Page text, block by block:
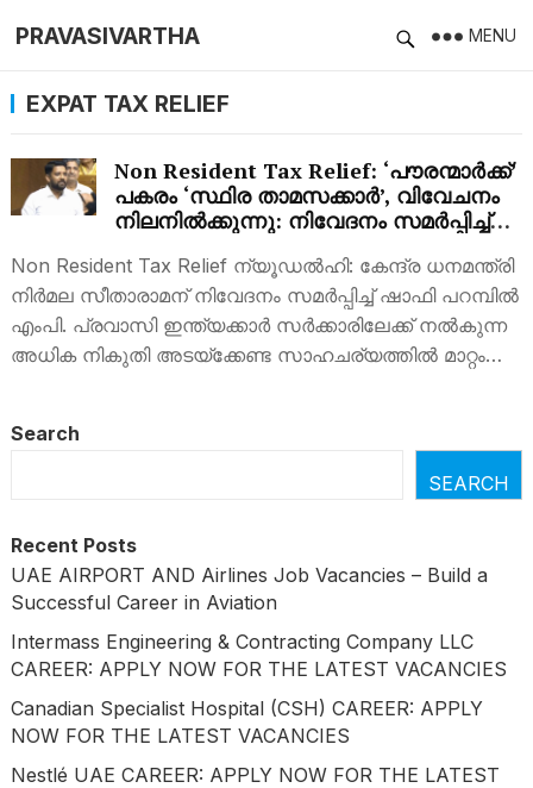
PRAVASIVARTHA MENU
EXPAT TAX RELIEF
Non Resident Tax Relief: ‘പൗരന്മാർക്ക്’
പകരം ‘സ്ഥിര താമസക്കാർ’, വിവേചനം
നിലനിൽക്കുന്നു: നിവേദനം സമര്‍പ്പിച്ച്
Non Resident Tax Relief ന്യൂഡൽഹി: കേന്ദ്ര ധനമന്ത്രി
നിര്‍മല സീതാരാമന് നിവേദനം സമര്‍പ്പിച്ച് ഷാഫി പറമ്പില്‍
എംപി. പ്രവാസി ഇന്ത്യക്കാര്‍ സര്‍ക്കാരിലേക്ക് നല്‍കുന്ന
അധിക നികുതി അടയ്ക്കേണ്ട സാഹചര്യത്തില്‍ മാറ്റം…
Search
SEARCH
Recent Posts
UAE AIRPORT AND Airlines Job Vacancies – Build a
Successful Career in Aviation
Intermass Engineering & Contracting Company LLC
CAREER: APPLY NOW FOR THE LATEST VACANCIES
Canadian Specialist Hospital (CSH) CAREER: APPLY
NOW FOR THE LATEST VACANCIES
Nestlé UAE CAREER: APPLY NOW FOR THE LATEST